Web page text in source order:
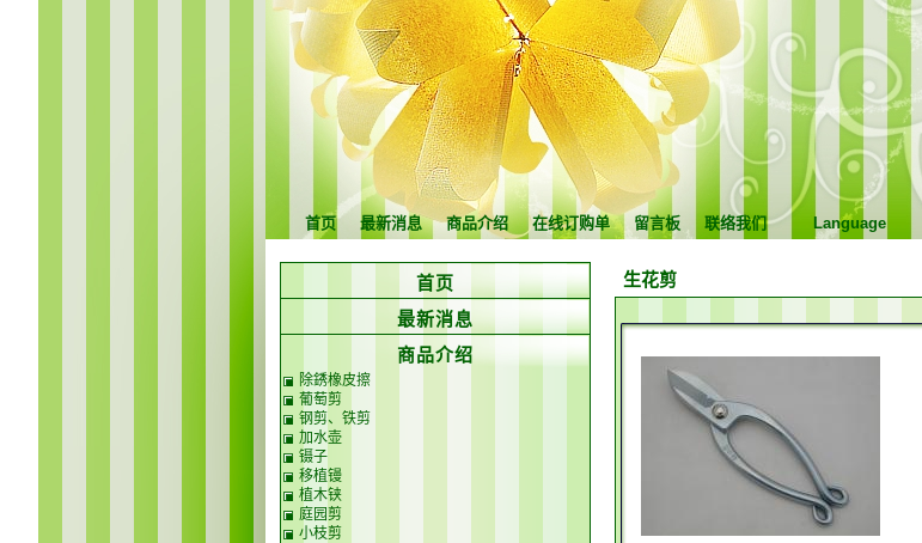
首页 最新消息 商品介绍 在线订购单 留言板 联络我们 Language
生花剪
首页
最新消息
商品介绍
除銹橡皮擦
葡萄剪
钢剪、铁剪
加水壶
镊子
移植镘
植木铗
庭园剪
小枝剪